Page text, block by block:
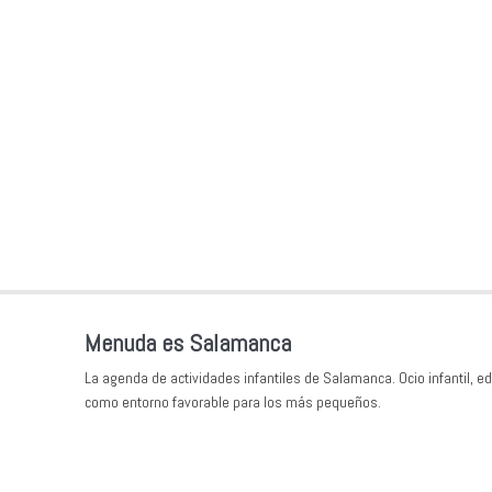
Menuda es Salamanca
La agenda de actividades infantiles de Salamanca. Ocio infantil,
como entorno favorable para los más pequeños.